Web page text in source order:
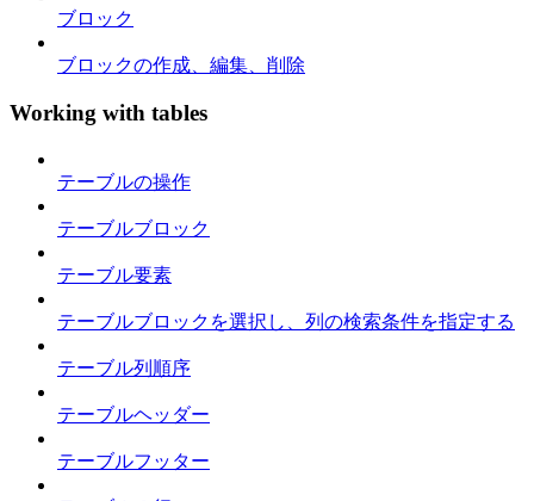
ブロック
ブロックの作成、編集、削除
Working with tables
テーブルの操作
テーブルブロック
テーブル要素
テーブルブロックを選択し、列の検索条件を指定する
テーブル列順序
テーブルヘッダー
テーブルフッター